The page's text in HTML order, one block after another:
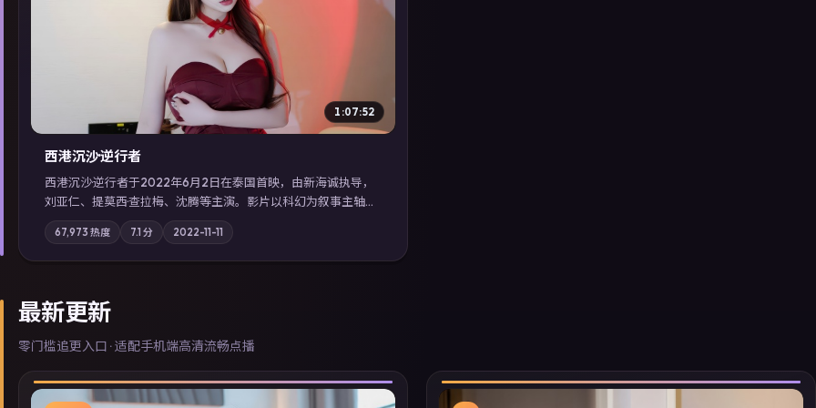
▶
1:07:52
西港沉沙·逆行者
西港沉沙·逆行者于2022年6月2日在泰国首映，由新海诚执导，
刘亚仁、提莫西·查拉梅、沈腾等主演。影片以科幻为叙事主轴，
失踪人口档案牵出跨国灰色产业链；摄影与配乐强化地域气质；
站内亦可通过「国产免费观看高清电视剧在线看」延展检索同类
型高分佳作，畅享高清在线追剧体验。
67,973 热度 7.1 分 2022-11-11
最新更新
零门槛追更入口 · 适配手机端高清流畅点播